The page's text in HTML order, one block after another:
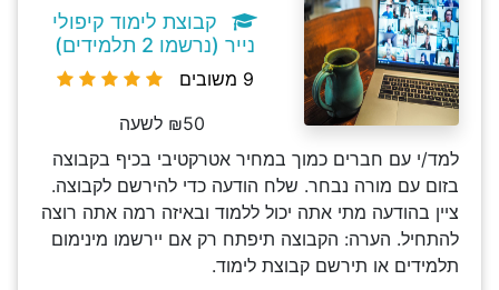
קבוצת לימוד קיפולי
נייר (נרשמו 2 תלמידים)
9 משובים
₪50 לשעה
למד/י עם חברים כמוך במחיר אטרקטיבי בכיף בקבוצה
בזום עם מורה נבחר. שלח הודעה כדי להירשם לקבוצה.
ציין בהודעה מתי אתה יכול ללמוד ובאיזה רמה אתה רוצה
להתחיל. הערה: הקבוצה תיפתח רק אם יירשמו מינימום
תלמידים או תירשם קבוצת לימוד.